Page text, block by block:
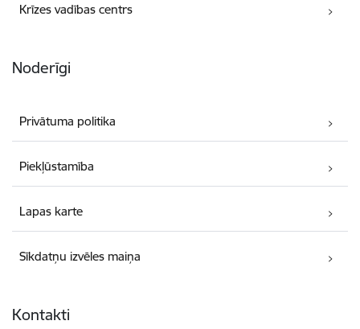
Krīzes vadības centrs
Noderīgi
Privātuma politika
Piekļūstamība
Lapas karte
Sīkdatņu izvēles maiņa
Kontakti